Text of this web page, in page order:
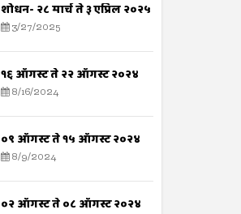
शोधन- २८ मार्च ते ३ एप्रिल २०२५
3/27/2025
१६ ऑगस्ट ते २२ ऑगस्ट २०२४
8/16/2024
०९ ऑगस्ट ते १५ ऑगस्ट २०२४
8/9/2024
०२ ऑगस्ट ते ०८ ऑगस्ट २०२४